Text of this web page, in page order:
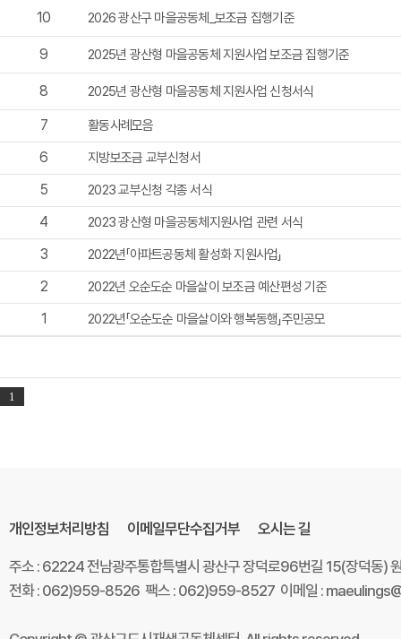
10 2026 광산구 마을공동체_보조금 집행기준
9 2025년 광산형 마을공동체 지원사업 보조금 집행기준
8 2025년 광산형 마을공동체 지원사업 신청서식
7 활동사례모음
6 지방보조금 교부신청서
5 2023 교부신청 각종 서식
4 2023 광산형 마을공동체지원사업 관련 서식
3 2022년「아파트공동체 활성화 지원사업」
2 2022년 오순도순 마을살이 보조금 예산편성 기준
1 2022년「오순도순 마을살이와 행복동행」주민공모
1
개인정보처리방침 이메일무단수집거부 오시는 길
주소 : 62224 전남광주통합특별시 광산구 장덕로96번길 15(장덕동)
전화 : 062)959-8526 팩스 : 062)959-8527 이메일 :